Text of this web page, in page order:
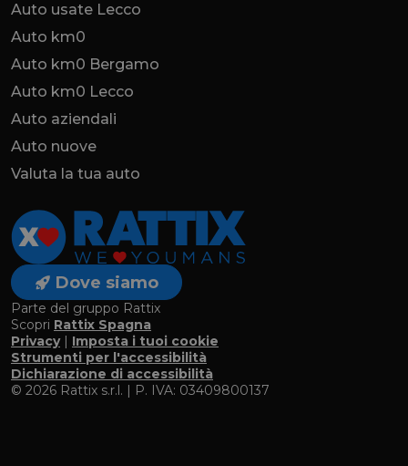
Auto usate Lecco
Auto km0
Auto km0 Bergamo
Auto km0 Lecco
Auto aziendali
Auto nuove
Valuta la tua auto
Dove siamo
Parte del gruppo Rattix
Scopri Rattix Spagna
Privacy| Imposta i tuoi cookie
Strumenti per l'accessibilità
Dichiarazione di accessibilità
© 2026 Rattix s.r.l. | P. IVA: 03409800137